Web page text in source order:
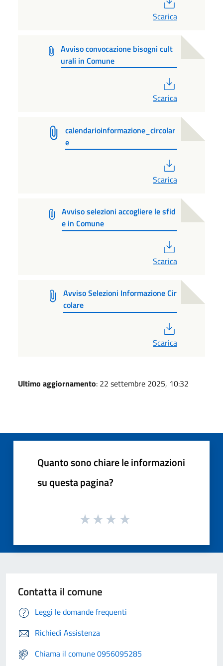
Scarica
Avviso convocazione bisogni cult
urali in Comune
Scarica
calendarioinformazione_circolar
e
Scarica
Avviso selezioni accogliere le sfid
e in Comune
Scarica
Avviso Selezioni Informazione Cir
colare
Scarica
Ultimo aggiornamento: 22 settembre 2025, 10:32
Quanto sono chiare le informazioni
su questa pagina?
Contatta il comune
Leggi le domande frequenti
Richiedi Assistenza
Chiama il comune 0956095285